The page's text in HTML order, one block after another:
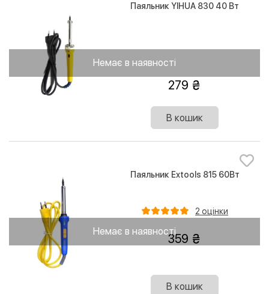
Немає в наявності
Паяльник YIHUA 830 40 Вт
279
В кошик
Немає в наявності
Паяльник Extools 815 60Вт
2 оцінки
359
В кошик